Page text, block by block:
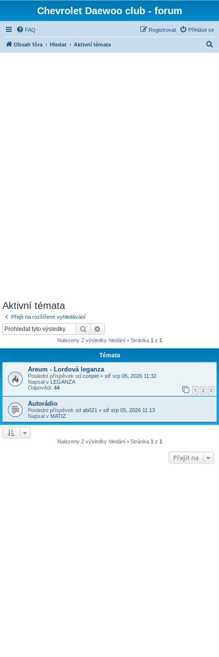
Chevrolet Daewoo club - forum
FAQ Přihlásit se
Registrovat
Obsah fóra Hledat Aktivní témata
Aktivní témata
Přejít na rozšířené vyhledávání
Hledat
Nalezeny 2 výsledky hledání • Stránka 1 z 1
Témata
Areum - Lordová leganza
Poslední příspěvek od conpet « stř srp 05, 2026 11:32
Napsal v LEGANZA
Odpovědi: 44 1 2 3
Autorádio
Poslední příspěvek od ab021 « stř srp 05, 2026 11:13
Napsal v MATIZ
Nalezeny 2 výsledky hledání • Stránka 1 z 1
Přejít na